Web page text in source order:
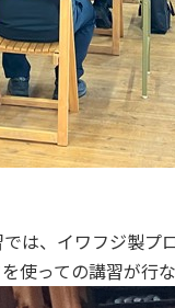
は、イワフジ製プ
使っての講習が行な